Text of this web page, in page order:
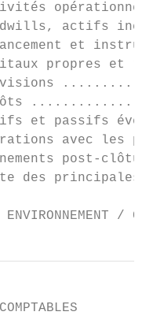
actifs
et
propres et
et passifs
avec les
post-
des principales
/